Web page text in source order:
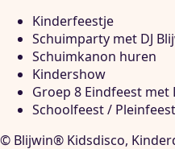
Kinderfeestje
Schuimparty met DJ
Schuimkanon huren
Kindershow
Groep 8 Eindfeest met
Schoolfeest / Pleinfeest
© Blijwin® Kidsdisco,